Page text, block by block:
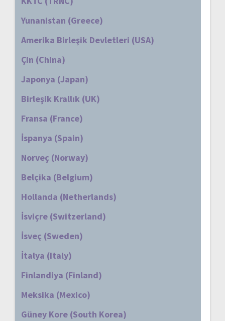
Yunanistan (Greece)
Amerika Birleşik Devletleri (USA)
Çin (China)
Japonya (Japan)
Birleşik Krallık (UK)
Fransa (France)
İspanya (Spain)
Norveç (Norway)
Belçika (Belgium)
Hollanda (Netherlands)
İsviçre (Switzerland)
İsveç (Sweden)
İtalya (Italy)
Finlandiya (Finland)
Meksika (Mexico)
Güney Kore (South Korea)